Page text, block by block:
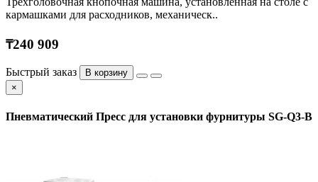
кармашками для расходников, механическ..
₸240 909
Быстрый заказ
В корзину
×
Пневматический Пресс для установки фурнитуры SG-Q3-B